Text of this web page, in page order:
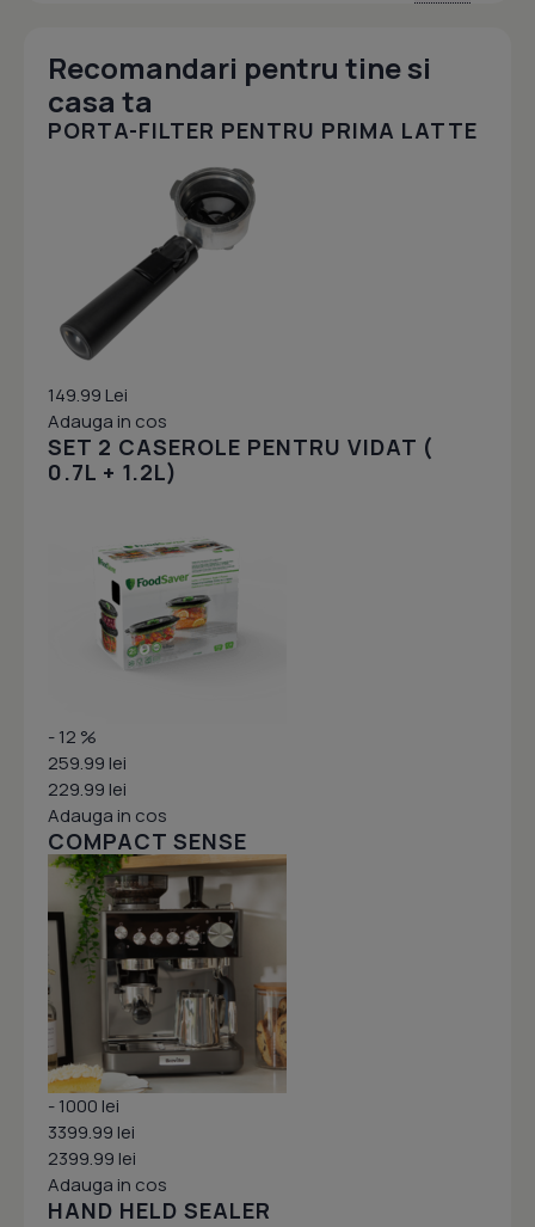
Recomandari pentru tine si
casa ta
PORTA-FILTER PENTRU PRIMA LATTE
149.99 Lei
Adauga in cos
SET 2 CASEROLE PENTRU VIDAT (
0.7L + 1.2L)
- 12 %
259.99 lei
229.99 lei
Adauga in cos
COMPACT SENSE
- 1000 lei
3399.99 lei
2399.99 lei
Adauga in cos
HAND HELD SEALER